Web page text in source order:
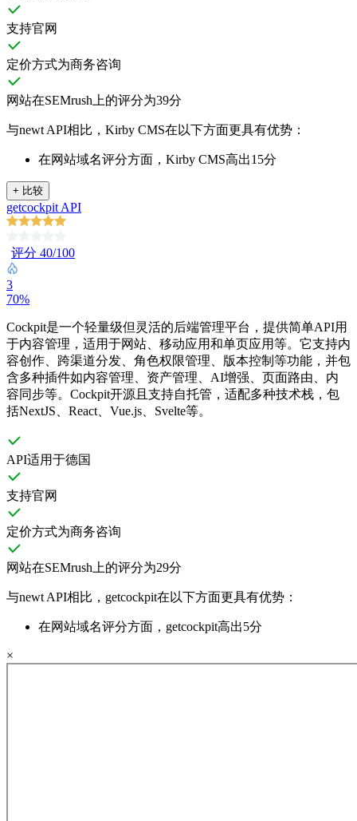
支持官网
定价方式为商务咨询
网站在SEMrush上的评分为39分
与newt API相比，Kirby CMS在以下方面更具有优势：
在网站域名评分方面，Kirby CMS高出15分
+ 比较
getcockpit API
评分 40/100
3
70%
Cockpit是一个轻量级但灵活的后端管理平台，提供简单API用
于内容管理，适用于网站、移动应用和单页应用等。它支持内
容创作、跨渠道分发、角色权限管理、版本控制等功能，并包
含多种插件如内容管理、资产管理、AI增强、页面路由、内
容同步等。Cockpit开源且支持自托管，适配多种技术栈，包
括NextJS、React、Vue.js、Svelte等。
API适用于德国
支持官网
定价方式为商务咨询
网站在SEMrush上的评分为29分
与newt API相比，getcockpit在以下方面更具有优势：
在网站域名评分方面，getcockpit高出5分
×